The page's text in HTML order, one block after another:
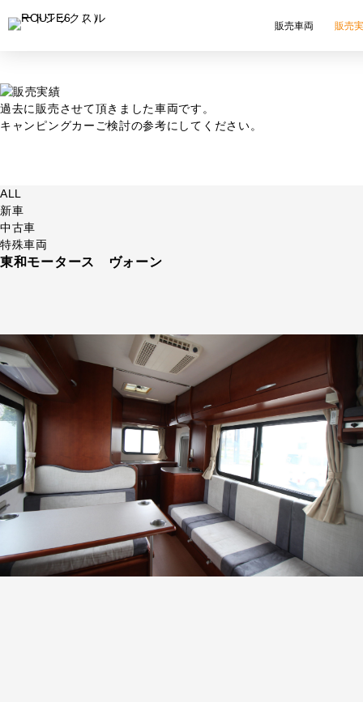
販売車両 販売
過去に販売させて頂きました車両です。
キャンピングカーご検討の参考にしてください。
ALL
新車
中古車
特殊車両
東和モータース ヴォーン